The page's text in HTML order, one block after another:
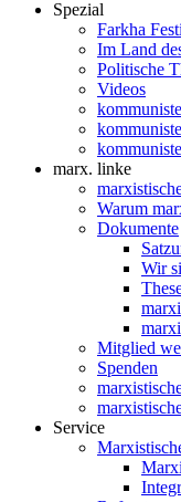
Spezial
Farkha
Im Land
Politische
Videos
marx. linke
Warum
Dokumente
Wir
Mitglied
Spenden
Service